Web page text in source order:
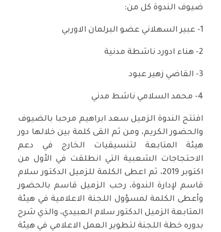
ضيوف الندوة كل من:
1- عبير السهلاني عضو البرلمان الاوربي
2- هناء ادورد ناشطة مدنية
3- القاضي زهير عبود
4- محمد السلامي ناشط مدني
افتتح الندوة الزميل سعد ابراهيم مرحبا بالضيوف
والحضور الكريم، ومن ثم القى كلمة بين خلالها دور
هيئة المتابعة لتنسيقيات الخارج في دعم
الاحتجاجات الشعبية التي انطلقت في الأول من
اكتوبر 2019، ثم اعطى الكلمة للزميل الدكتور سلام
قاسم لإدارة الندوة، رحب الزميل قاسم بالحضور
وأعطى الكلمة لمسؤول اللجنة الاعلامية في هيئة
المتابعة الزميل الدكتور سلام العبيدي، والذي شرح
بدوره خطة اللجنة لتطوير العمل الاعلامي في هيئة